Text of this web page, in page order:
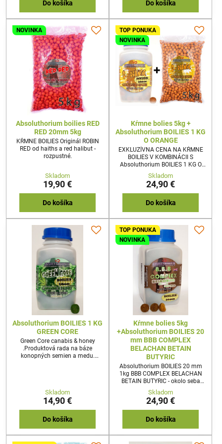
cena boilies Vás tak Vyjde na
Do košíka
Vyjde na 4,15€ za 1kg !!!!
Do košíka
NOVINKA
Absoluthorium boilies RED
RED 20mm 5kg
KŔMNE BOILIES Originál ROBIN
RED od haiths a red halibut -
rozpustné.
Skladom
19,90 €
Do košíka
TOP PONUKA
NOVINKA
Kŕmne bolies 5kg +
Absoluthorium BOILIES 1 KG
O ORANGE
EXKLUZÍVNA CENA NA KŔMNE
BOILIES V KOMBINÁCII S
Absoluthorium BOILIES 1 KG O
ORANGECENA ZA 1KG
KŔMNEHO BOILIES =
2€/1KGCelkovo tak získate
prefektnú chytaciu zostavu a
cena boilies Vás tak Vyjde na
Skladom
24,90 €
Do košíka
Absoluthorium BOILIES 1 KG
GREEN CORE
Green Core canabis & honey
.Produktová rada na báze
konopných semien a medu.
vďaka vysokokvalitným
koncentrátom a prísadám.
Skladom
14,90 €
Do košíka
TOP PONUKA
NOVINKA
Kŕmne bolies 5kg
+Absoluthorium BOILIES 20
mm BBB COMPLEX
BELACHAN BETAIN
BUTYRIC
Absoluthorium BOILIES 20 mm
1kg BBB COMPLEX BELACHAN
BETAIN BUTYRIC - okolo seba
zanechávajú účinnú pachovú
stopu. Mimoriadne účinné aj na
prechytaných vodách ! Originál
anglický cc moore belachan.
EXKLUZÍVNA CENA NA KŔMNE
Absoluthorium BOILIES 1 KG BBB
.CENA ZA 1KG KŔMNEHO
Skladom
24,90 €
Do košíka